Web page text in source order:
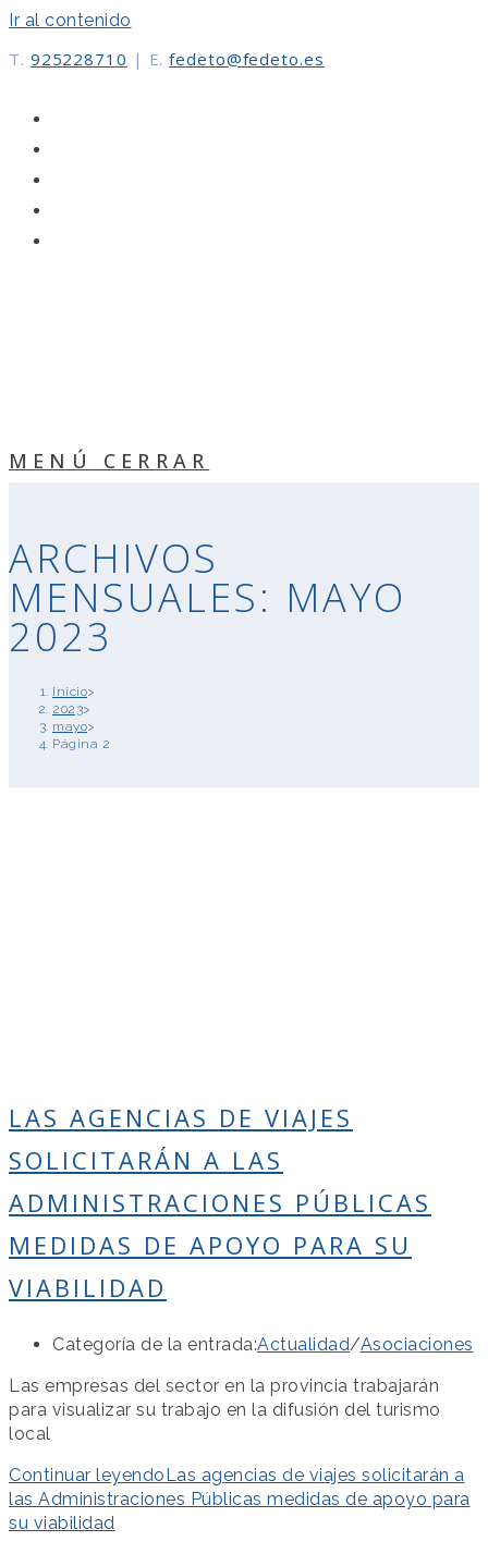
Ir al contenido
T. 925228710 | E. fedeto@fedeto.es
MENÚ CERRAR
ARCHIVOS
MENSUALES: MAYO
2023
Inicio>
2023>
mayo>
Página 2
LAS AGENCIAS DE VIAJES
SOLICITARÁN A LAS
ADMINISTRACIONES PÚBLICAS
MEDIDAS DE APOYO PARA SU
VIABILIDAD
Categoría de la entrada:Actualidad/Asociaciones
Las empresas del sector en la provincia trabajarán
para visualizar su trabajo en la difusión del turismo
local
Continuar leyendoLas agencias de viajes solicitarán a
las Administraciones Públicas medidas de apoyo para
su viabilidad